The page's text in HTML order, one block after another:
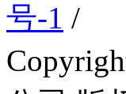
号-1 /